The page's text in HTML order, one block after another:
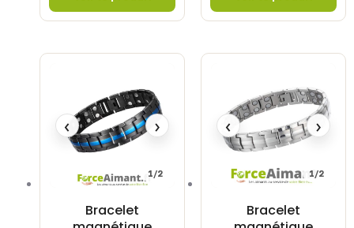
Bracelet
‹ ›
1/2
Bracelet
‹ ›
1/2